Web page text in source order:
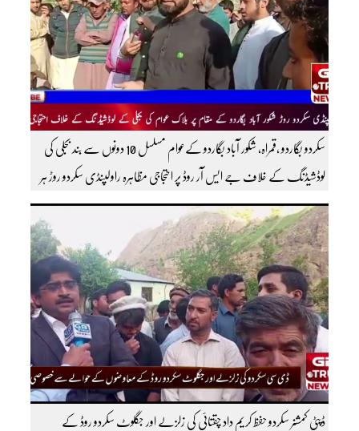
سکردو بگاردو ،قمراہ، شکور آباد بگاردو کےعوام مسلسل 10 دونوں سے بند بجلی کی
لوڈشیڈنگ کے خلاف جے ایس آر روڈ پر احتجاجی مظاہرہ راولپنڈی سکردو روڑ ہر
قسم کی ٹریفک کے لئے بند۔۔ مزید اپڈیٹس کے لیے ہمارے یوٹیوب چینل کو
سبسکرائب کریں
ڈپٹی کمشنر سکردو حفظ کریم داد چقتائی کی زلزلے اور جگلوٹ سکردو روڈ کے